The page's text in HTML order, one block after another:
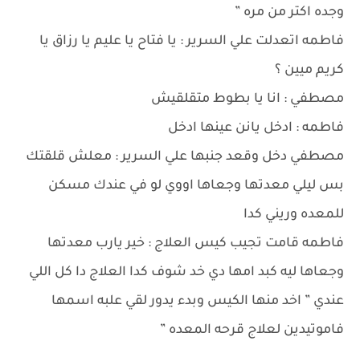
وجده اكتر من مره ”
فاطمه اتعدلت علي السرير : يا فتاح يا عليم يا رزاق يا
كريم ميين ؟
مصطفي : انا يا بطوط متقلقيش
فاطمه : ادخل يانن عينها ادخل
مصطفي دخل وقعد جنبها علي السرير : معلش قلقتك
بس ليلي معدتها وجعاها اووي لو في عندك مسكن
للمعده وريني كدا
فاطمه قامت تجيب كيس العلاج : خير يارب معدتها
وجعاها ليه كبد امها دي خد شوف كدا العلاج دا كل اللي
عندي ” اخد منها الكيس وبدء يدور لقي علبه اسمها
فاموتيدين لعلاج قرحه المعده ”